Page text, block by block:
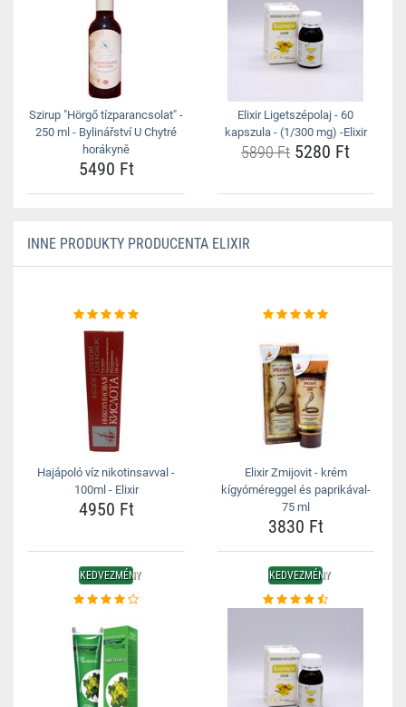
Szirup "Hörgő tízparancsolat" -
250 ml - Bylinářství U Chytré
horákyně
5490 Ft
Elixir Ligetszépolaj - 60
kapszula - (1/300 mg) -Elixir
5890 Ft 5280 Ft
INNE PRODUKTY PRODUCENTA ELIXIR
Hajápoló víz nikotinsavval -
100ml - Elixir
4950 Ft
Elixir Zmijovit - krém
kígyóméreggel és paprikával-
75 ml
3830 Ft
KEDVEZMÉNY KEDVEZMÉNY